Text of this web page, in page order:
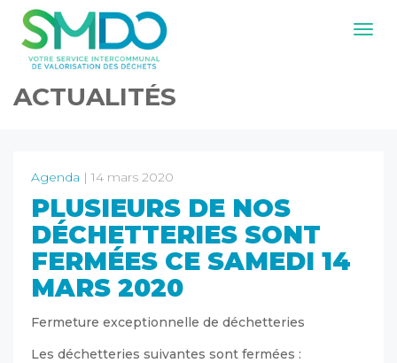
ACTUALITÉS
Agenda | 14 mars 2020
PLUSIEURS DE NOS
DÉCHETTERIES SONT
FERMÉES CE SAMEDI 14
MARS 2020
Fermeture exceptionnelle de déchetteries
Les déchetteries suivantes sont fermées :